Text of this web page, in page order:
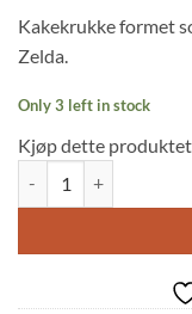
Kakekrukke formet
Zelda.
Only 3 left in stock
Kjøp dette produktet